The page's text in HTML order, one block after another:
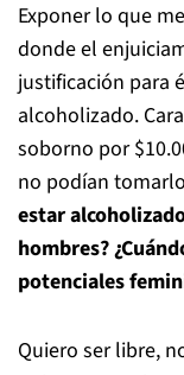
Exponer lo que
donde el
justificación para
alcoholizado.
soborno por
no podían
estar
hombres?
potenciales
Quiero ser libre,